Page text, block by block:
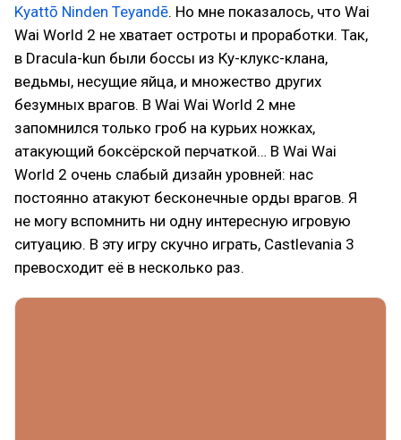
Kyattō Ninden Teyandē. Но мне показалось, что Wai
Wai World 2 не хватает остроты и проработки. Так,
в Dracula-kun были боссы из Ку-клукс-клана,
ведьмы, несущие яйца, и множество других
безумных врагов. В Wai Wai World 2 мне
запомнился только гроб на курьих ножках,
атакующий боксёрской перчаткой… В Wai Wai
World 2 очень слабый дизайн уровней: нас
постоянно атакуют бесконечные орды врагов. Я
не могу вспомнить ни одну интересную игровую
ситуацию. В эту игру скучно играть, Castlevania 3
превосходит её в несколько раз.